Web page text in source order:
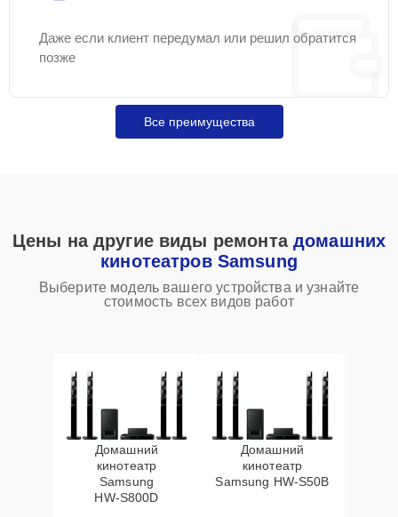
Даже если клиент передумал или решил обратится
позже
Все преимущества
Цены на другие виды ремонта домашних
кинотеатров Samsung
Выберите модель вашего устройства и узнайте
стоимость всех видов работ
Домашний
кинотеатр
Samsung
HW‑S800D
Домашний
кинотеатр
Samsung HW‑S50B